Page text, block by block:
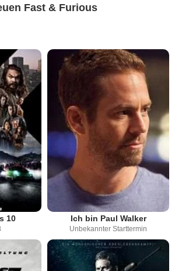
Fast & Furious
10 Ich bin Paul Walker
Unbekannter Starttermin